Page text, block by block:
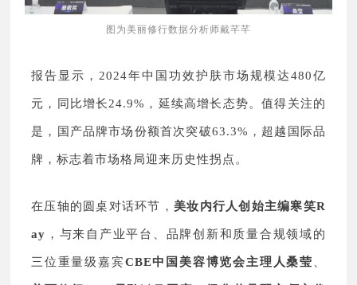
图为美丽修行数据分析师戴芊芊
报告显示，2024年中国功效护肤市场规模达480亿
元，同比增长24.9%，延续高增长态势。值得关注的
是，国产品牌市场份额首次突破63.3%，超越国际品
牌，标志着市场格局迎来历史性拐点。
在压轴的圆桌对话环节， 美妆内行人创始主编寒笑R
ay ，与来自产业平台、品牌创新和质量合规领域的
三位重量级嘉宾CBE中国美容博览会主理人桑莹